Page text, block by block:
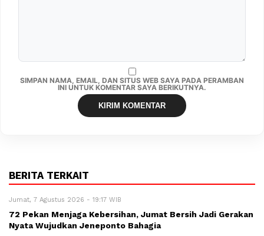
SIMPAN NAMA, EMAIL, DAN SITUS WEB SAYA PADA PERAMBAN
INI UNTUK KOMENTAR SAYA BERIKUTNYA.
BERITA TERKAIT
Jumat, 7 Agustus 2026 - 19:17 WIB
72 Pekan Menjaga Kebersihan, Jumat Bersih Jadi Gerakan
Nyata Wujudkan Jeneponto Bahagia